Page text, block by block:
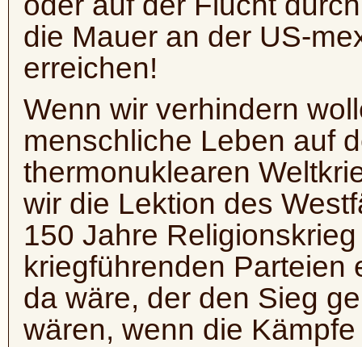
die Mauer an der US-
erreichen!
Wenn wir verhindern
menschliche Leben auf
thermonuklearen
wir die Lektion des
150 Jahre
kriegführenden
da wäre, der den Sieg
wären, wenn die